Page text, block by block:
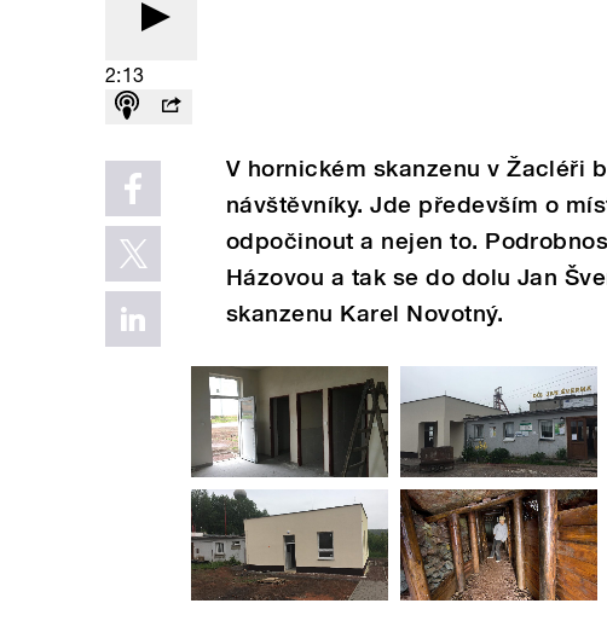
2:13
V hornickém skanzenu v Žacléři
návštěvníky. Jde především o
odpočinout a nejen to.
Házovou a tak se do dolu Jan
skanzenu Karel Novotný.